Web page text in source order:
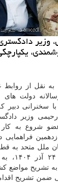
نقل از روابط
دولت های
سخنرانی دبیر
وزیر
عضو شروع به
فراهمایی
ملل متحد به
ظهر
به تشریح مواضع
ضمن تشریح